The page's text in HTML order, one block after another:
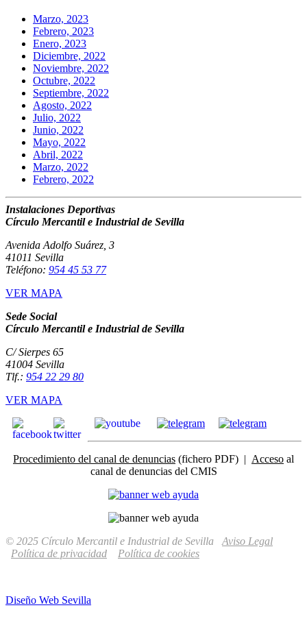
Marzo, 2023
Febrero, 2023
Enero, 2023
Diciembre, 2022
Noviembre, 2022
Octubre, 2022
Septiembre, 2022
Agosto, 2022
Julio, 2022
Junio, 2022
Mayo, 2022
Abril, 2022
Marzo, 2022
Febrero, 2022
Instalaciones Deportivas
Círculo Mercantil e Industrial de Sevilla
Avenida Adolfo Suárez, 3
41011 Sevilla
Teléfono: 954 45 53 77
VER MAPA
Sede Social
Círculo Mercantil e Industrial de Sevilla
C/ Sierpes 65
41004 Sevilla
Tlf.: 954 22 29 80
VER MAPA
Procedimiento del canal de denuncias (fichero PDF) | Acceso al
canal de denuncias del CMIS
© 2025 Círculo Mercantil e Industrial de Sevilla Aviso Legal
Política de privacidad
Política de cookies
Diseño Web Sevilla